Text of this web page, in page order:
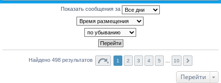
Показать сообщения за
Найдено 498 результатов 1 2 3 4 5 10
Перейти